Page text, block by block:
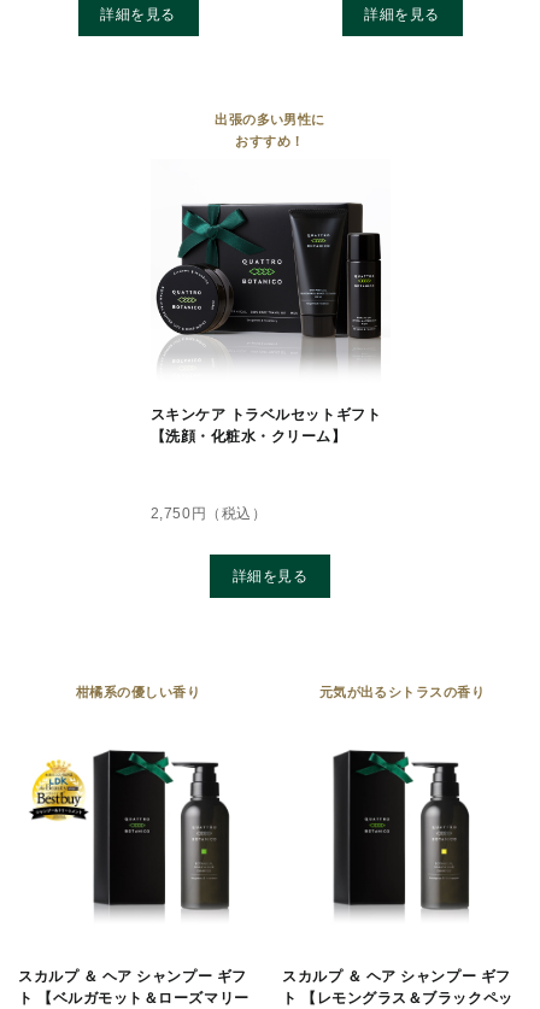
詳細を見る 詳細を見る
出張の多い男性に
おすすめ！
スキンケア トラベルセットギフト
【洗顔・化粧水・クリーム】
2,750 円（税込）
詳細を見る
柑橘系の優しい⾹り
スカルプ ＆ ヘア シャンプー ギフ
ト 【ベルガモット＆ローズマリー
元気が出るシトラスの⾹り
スカルプ ＆ ヘア シャンプー ギフ
ト 【レモングラス＆ブラックペッ